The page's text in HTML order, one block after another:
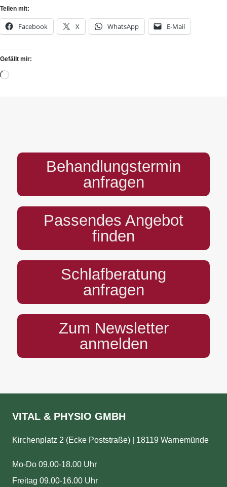
Teilen mit:
Facebook X WhatsApp E-Mail
Gefällt mir:
Behandlungstermin
anfragen
Passendes Angebot
finden
Schlafberatung
anfragen
Zum Newsletter
anmelden
VITAL & PHYSIO GMBH
Kirchenplatz 2 (Ecke Poststraße) | 18119 Warnemünde
Mo-Do 09.00-18.00 Uhr
Freitag 09.00-16.00 Uhr